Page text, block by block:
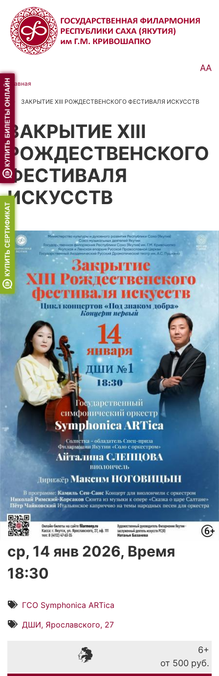
Перейти
основному
содержанию
АА
Строка
навигации
Главная
ЗАКРЫТИЕ XIII РОЖДЕСТВЕНСКОГО ФЕСТИВАЛЯ ИСКУССТВ
ЗАКРЫТИЕ XIII
РОЖДЕСТВЕНСКОГО
ФЕСТИВАЛЯ
ИСКУССТВ
ср, 14 янв 2026, Время
18:30
ГСО Symphonica ARTica
ДШИ, Ярославского, 27
6+
от 500 руб.